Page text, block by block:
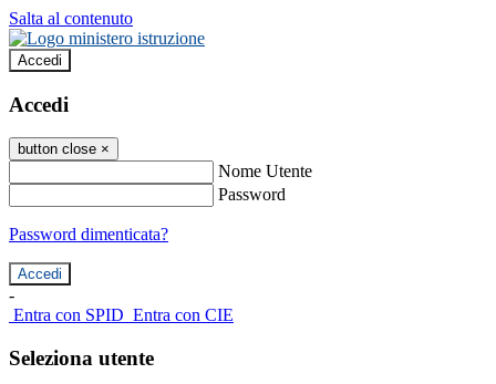
Salta al contenuto
Accedi
Accedi
button close ×
Nome Utente
Password
Password dimenticata?
-
Entra con SPID Entra con CIE
Seleziona utente